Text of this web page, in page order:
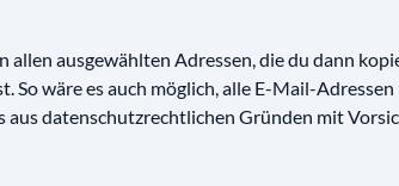
allen ausgewählten Adressen, die du dann
So wäre es auch möglich, alle E-Mail-
aus datenschutzrechtlichen Gründen mit